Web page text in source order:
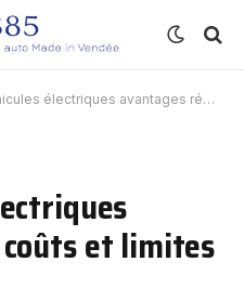
électriques avantages réels coûts et limites
et limites